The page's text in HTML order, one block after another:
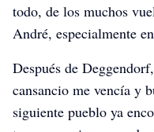
todo, de los muchos
André, especialmente
Después de
cansancio me vencía y
siguiente pueblo ya